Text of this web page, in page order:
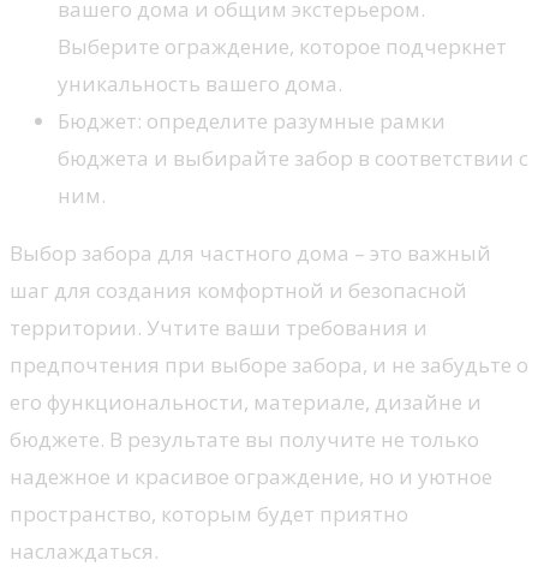
вашего дома и общим экстерьером.
Выберите ограждение, которое подчеркнет
уникальность вашего дома.
Бюджет: определите разумные рамки
бюджета и выбирайте забор в соответствии с
ним.
Выбор забора для частного дома – это важный
шаг для создания комфортной и безопасной
территории. Учтите ваши требования и
предпочтения при выборе забора, и не забудьте о
его функциональности, материале, дизайне и
бюджете. В результате вы получите не только
надежное и красивое ограждение, но и уютное
пространство, которым будет приятно
наслаждаться.